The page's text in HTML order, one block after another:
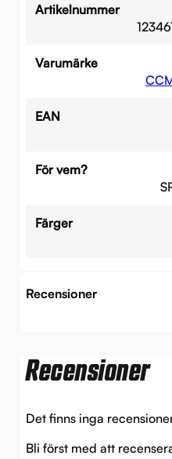
Artikelnummer
Varumärke
EAN
För vem?
Färger
Recensioner
Recensioner
Det finns inga
Bli först med att